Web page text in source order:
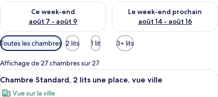
Ce week-end
août 7 - août 9
Vérifier la disponibilité pour ce week-end août 7 - août 9
Le week-end prochain
août 14 - août 16
Vérifier la disponibilité pour
Filtres
disponibles
pour
les
chambres
Toutes les chambres 2 lits 1 lit 3+ lits
Affichage de 27 chambres sur 27
Afficher
toutes
Une chambre d’hôtel avec un
6
Chambre Standard, 2 lits une place, vue ville
Vue sur la ville